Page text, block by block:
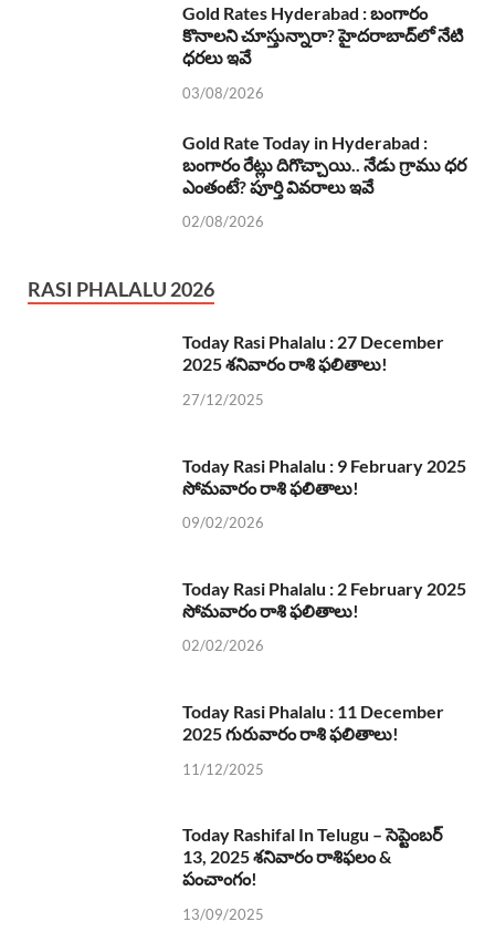
Gold Rates Hyderabad : బంగారం
కొనాలని చూస్తున్నారా? హైదరాబాద్‌లో నేటి
ధరలు ఇవే
03/08/2026
Gold Rate Today in Hyderabad :
బంగారం రేట్లు దిగొచ్చాయి.. నేడు గ్రాము ధర
ఎంతంటే? పూర్తి వివరాలు ఇవే
02/08/2026
RASI PHALALU 2026
Today Rasi Phalalu : 27 December
2025 శనివారం రాశి ఫలితాలు!
27/12/2025
Today Rasi Phalalu : 9 February 2025
సోమవారం రాశి ఫలితాలు!
09/02/2026
Today Rasi Phalalu : 2 February 2025
సోమవారం రాశి ఫలితాలు!
02/02/2026
Today Rasi Phalalu : 11 December
2025 గురువారం రాశి ఫలితాలు!
11/12/2025
Today Rashifal In Telugu – సెప్టెంబర్
13, 2025 శనివారం రాశిఫలం &
పంచాంగం!
13/09/2025